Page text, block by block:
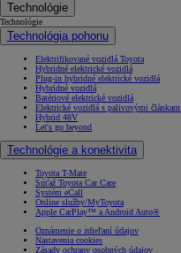
Technológie
Technológie
Technológia pohonu
Elektrifikované vozidlá Toyota
Hybridné elektrické vozidlá
Plug-in hybridné elektrické vozidlá
Hybridné vozidlá
Batériové elektrické vozidlá
Elektrické vozidlá s palivovými
Hybrid 48V
Let's go beyond
Technológie a konektivita
Toyota T-Mate
Súťaž Toyota Car Care
Systém eCall
Online služby/MyToyota
Apple CarPlay™ a Android Auto®
Oznámenie o zdieľaní údajov
Nastavenia cookies
Zásady ochrany osobných údajov